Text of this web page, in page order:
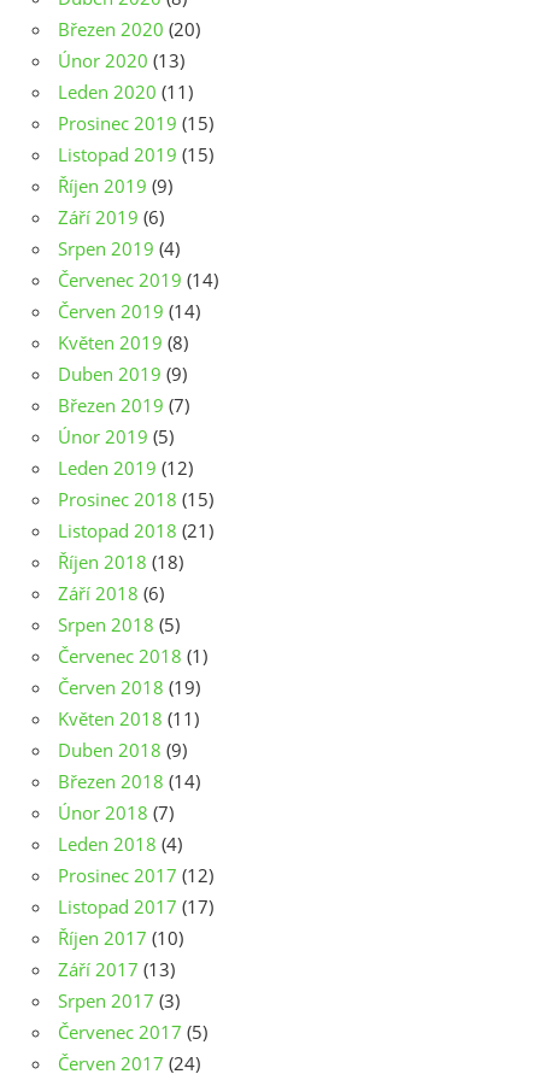
Březen 2020 (20)
Únor 2020 (13)
Leden 2020 (11)
Prosinec 2019 (15)
Listopad 2019 (15)
Říjen 2019 (9)
Září 2019 (6)
Srpen 2019 (4)
Červenec 2019 (14)
Červen 2019 (14)
Květen 2019 (8)
Duben 2019 (9)
Březen 2019 (7)
Únor 2019 (5)
Leden 2019 (12)
Prosinec 2018 (15)
Listopad 2018 (21)
Říjen 2018 (18)
Září 2018 (6)
Srpen 2018 (5)
Červenec 2018 (1)
Červen 2018 (19)
Květen 2018 (11)
Duben 2018 (9)
Březen 2018 (14)
Únor 2018 (7)
Leden 2018 (4)
Prosinec 2017 (12)
Listopad 2017 (17)
Říjen 2017 (10)
Září 2017 (13)
Srpen 2017 (3)
Červenec 2017 (5)
Červen 2017 (24)